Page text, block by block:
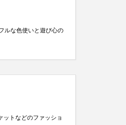
ルな色使いと遊び心の
ットなどのファッショ